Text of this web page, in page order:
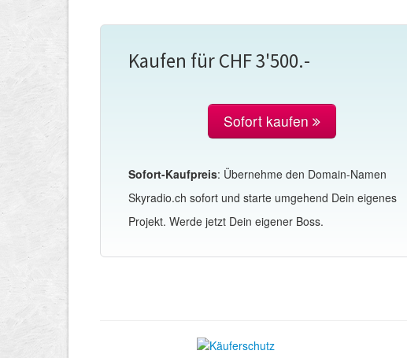
Kaufen für CHF 3'500.-
Sofort kaufen
Sofort-Kaufpreis: Übernehme den Domain-Namen
Skyradio.ch sofort und starte umgehend Dein eigenes
Projekt. Werde jetzt Dein eigener Boss.